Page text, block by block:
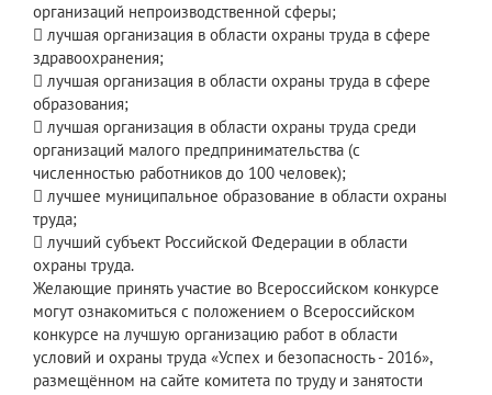
организаций непроизводственной сферы;
 лучшая организация в области охраны труда в сфере
здравоохранения;
 лучшая организация в области охраны труда в сфере
образования;
 лучшая организация в области охраны труда среди
организаций малого предпринимательства (с
численностью работников до 100 человек);
 лучшее муниципальное образование в области охраны
труда;
 лучший субъект Российской Федерации в области
охраны труда.
Желающие принять участие во Всероссийском конкурсе
могут ознакомиться с положением о Всероссийском
конкурсе на лучшую организацию работ в области
условий и охраны труда «Успех и безопасность - 2016»,
размещённом на сайте комитета по труду и занятости